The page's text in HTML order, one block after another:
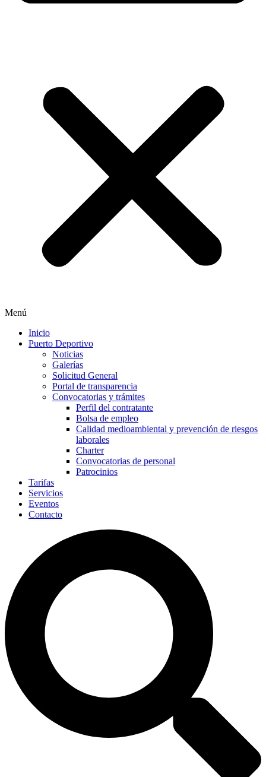
Menú
Inicio
Puerto Deportivo
Noticias
Galerías
Solicitud General
Portal de transparencia
Convocatorias y trámites
Perfil del contratante
Bolsa de empleo
Calidad medioambiental y prevención de riesgos
laborales
Charter
Convocatorias de personal
Patrocinios
Tarifas
Servicios
Eventos
Contacto